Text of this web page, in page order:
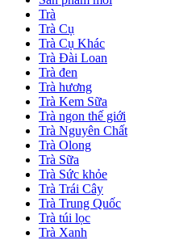
Trà
Trà Cụ
Trà Cụ Khác
Trà Đài Loan
Trà đen
Trà hương
Trà Kem Sữa
Trà ngon thế giới
Trà Nguyên Chất
Trà Olong
Trà Sữa
Trà Sức khỏe
Trà Trái Cây
Trà Trung Quốc
Trà túi lọc
Trà Xanh